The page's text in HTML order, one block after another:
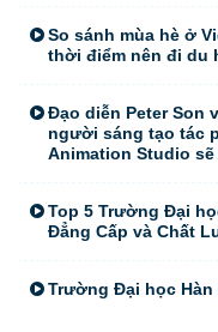
So sánh mùa hè ở
thời điểm nên đi du
Đạo diễn Peter Son
người sáng tạo tác
Animation Studio
Top 5 Trường Đại
Đẳng Cấp và Chất
Trường Đại học Hàn